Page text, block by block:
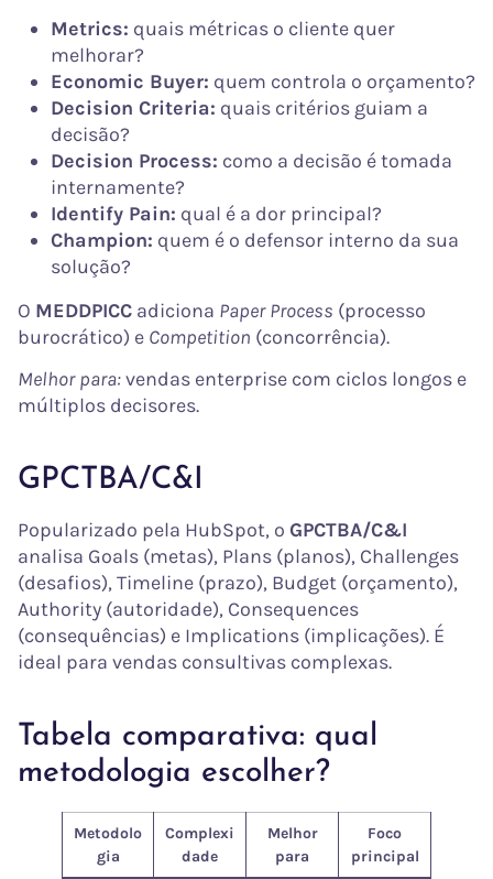
Metrics: quais métricas o cliente quer
melhorar?
Economic Buyer: quem controla o orçamento?
Decision Criteria: quais critérios guiam a
decisão?
Decision Process: como a decisão é tomada
internamente?
Identify Pain: qual é a dor principal?
Champion: quem é o defensor interno da sua
solução?
O MEDDPICC adiciona Paper Process (processo
burocrático) e Competition (concorrência).
Melhor para:vendas enterprise com ciclos longos e
múltiplos decisores.
GPCTBA/C&I
Popularizado pela HubSpot, o GPCTBA/C&I
analisa Goals (metas), Plans (planos), Challenges
(desafios), Timeline (prazo), Budget (orçamento),
Authority (autoridade), Consequences
(consequências) e Implications (implicações). É
ideal para vendas consultivas complexas.
Tabela comparativa: qual
metodologia escolher?
Metodolo
gia
Complexi
dade
Melhor
para
Foco
principal